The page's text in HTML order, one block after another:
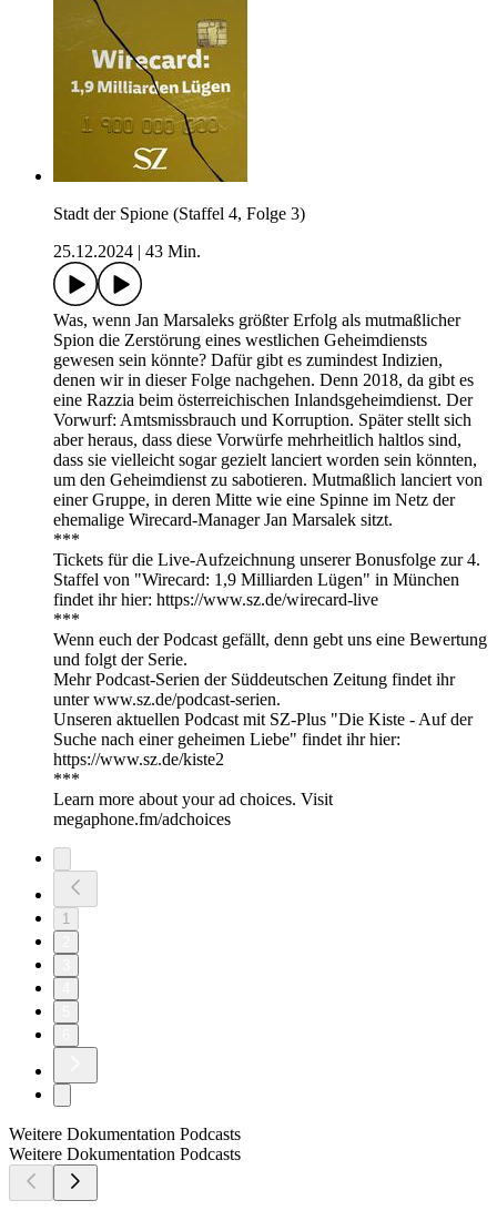
Stadt der Spione (Staffel 4, Folge 3)
25.12.2024
43 Min.
Was, wenn Jan Marsaleks größter Erfolg als mutmaßlicher
Spion die Zerstörung eines westlichen Geheimdiensts
gewesen sein könnte? Dafür gibt es zumindest Indizien,
denen wir in dieser Folge nachgehen. Denn 2018, da gibt es
eine Razzia beim österreichischen Inlandsgeheimdienst. Der
Vorwurf: Amtsmissbrauch und Korruption. Später stellt sich
aber heraus, dass diese Vorwürfe mehrheitlich haltlos sind,
dass sie vielleicht sogar gezielt lanciert worden sein könnten,
um den Geheimdienst zu sabotieren. Mutmaßlich lanciert von
einer Gruppe, in deren Mitte wie eine Spinne im Netz der
ehemalige Wirecard-Manager Jan Marsalek sitzt.
***
Tickets für die Live-Aufzeichnung unserer Bonusfolge zur 4.
Staffel von "Wirecard: 1,9 Milliarden Lügen" in München
findet ihr hier: https://www.sz.de/wirecard-live
***
Wenn euch der Podcast gefällt, denn gebt uns eine Bewertung
und folgt der Serie.
Mehr Podcast-Serien der Süddeutschen Zeitung findet ihr
unter www.sz.de/podcast-serien.
Unseren aktuellen Podcast mit SZ-Plus "Die Kiste - Auf der
Suche nach einer geheimen Liebe" findet ihr hier:
https://www.sz.de/kiste2
***
Learn more about your ad choices. Visit
megaphone.fm/adchoices
1
Weitere Dokumentation Podcasts
Weitere Dokumentation Podcasts